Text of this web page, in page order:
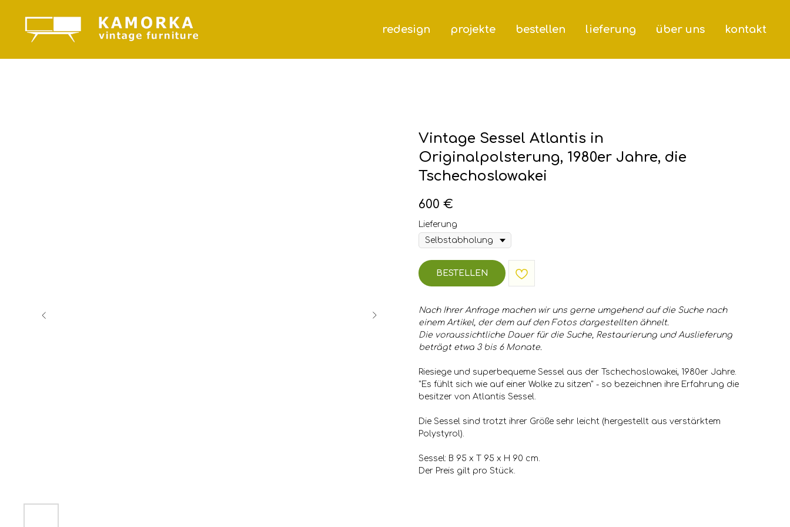
redesign projekte bestellen lieferung über uns kontakt
Vintage Sessel Atlantis in
Originalpolsterung, 1980er Jahre, die
Tschechoslowakei
600 €
Lieferung
BESTELLEN
Nach Ihrer Anfrage machen wir uns gerne umgehend auf die Suche nach
einem Artikel, der dem auf den Fotos dargestellten ähnelt.
Die voraussichtliche Dauer für die Suche, Restaurierung und Auslieferung
beträgt etwa 3 bis 6 Monate.
Riesiege und superbequeme Sessel aus der Tschechoslowakei, 1980er Jahre.
"Es fühlt sich wie auf einer Wolke zu sitzen" - so bezeichnen ihre Erfahrung die
besitzer von Atlantis Sessel.
Die Sessel sind trotzt ihrer Größe sehr leicht (hergestellt aus verstärktem
Polystyrol).
Sessel: B 95 x T 95 x H 90 cm.
Der Preis gilt pro Stück.